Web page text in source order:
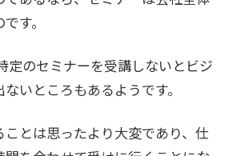
す。
定のセミナーを受講しないとビジ
いところもあるようです。
とは思ったより大変であり、仕